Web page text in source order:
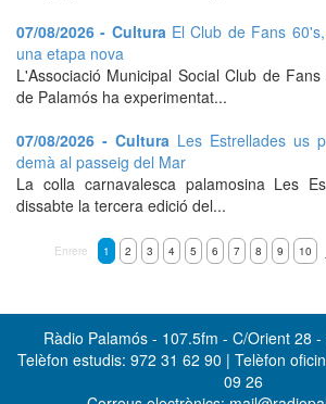
07/08/2026 - Cultura El Club de Fans
una etapa nova
L'Associació Municipal Social Club de
de Palamós ha experimentat...
07/08/2026 - Cultura Les Estrellades us
demà al passeig del Mar
La colla carnavalesca palamosina Les
dissabte la tercera edició del...
Enrere 1 2 3 4 5 6 7 8 9 10
Ràdio Palamós - 107.5fm - C/Orient 28
Telèfon estudis: 972 31 62 90 | Telèfon
09 26